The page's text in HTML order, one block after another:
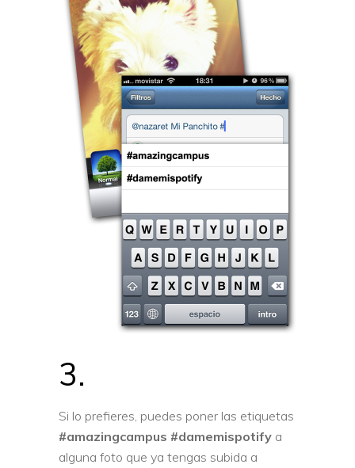
3.
Si lo prefieres, puedes poner las etiquetas
#amazingcampus #damemispotify a
alguna foto que ya tengas subida a